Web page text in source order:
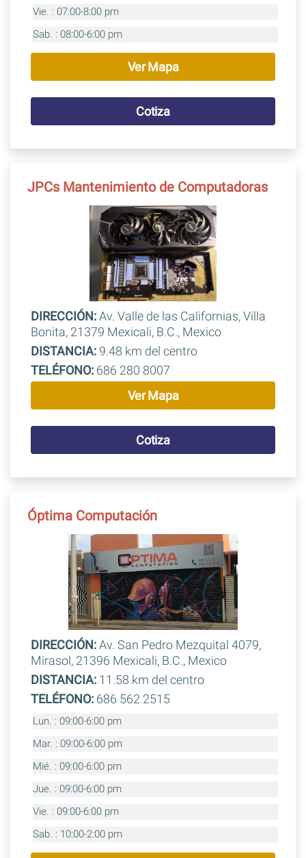
Vie. : 07:00-8:00 pm
Sab. : 08:00-6:00 pm
Ver Mapa
Cotiza
JPCs Mantenimiento de Computadoras
DIRECCIÓN:Av. Valle de las Californias, Villa
Bonita, 21379 Mexicali, B.C., Mexico
DISTANCIA:9.48 km del centro
TELÉFONO:686 280 8007
Ver Mapa
Cotiza
Óptima Computación
DIRECCIÓN:Av. San Pedro Mezquital 4079,
Mirasol, 21396 Mexicali, B.C., Mexico
DISTANCIA:11.58 km del centro
TELÉFONO:686 562 2515
Lun. : 09:00-6:00 pm
Mar. : 09:00-6:00 pm
Mié. : 09:00-6:00 pm
Jue. : 09:00-6:00 pm
Vie. : 09:00-6:00 pm
Sab. : 10:00-2:00 pm